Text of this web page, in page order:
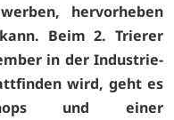
hervorheben
Beim 2. Trierer
in der Industrie-
wird, geht es
und einer